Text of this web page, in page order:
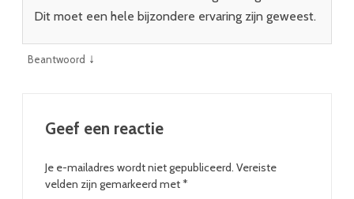
Dit moet een hele bijzondere ervaring zijn geweest.
Beantwoord ↓
Geef een reactie
Je e-mailadres wordt niet gepubliceerd. Vereiste
velden zijn gemarkeerd met*